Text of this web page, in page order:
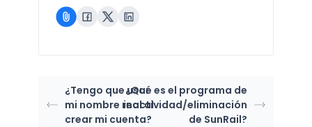
¿Tengo que usar
mi nombre real al
crear mi cuenta?
¿Qué es el programa de
inactividad/eliminación
de SunRail?